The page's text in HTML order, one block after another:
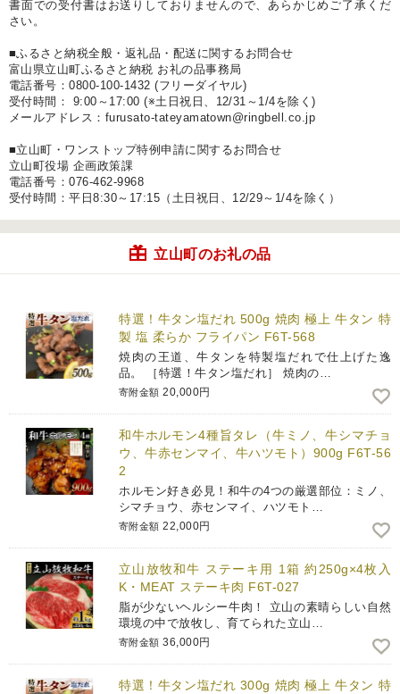
書面での受付書はお送りしておりませんので、あらかじめご了承くだ
さい。
■ふるさと納税全般・返礼品・配送に関するお問合せ
富山県立山町ふるさと納税 お礼の品事務局
電話番号：0800-100-1432 (フリーダイヤル)
受付時間： 9:00～17:00 (※土日祝日、12/31～1/4を除く)
メールアドレス：furusato-tateyamatown@ringbell.co.jp
■立山町・ワンストップ特例申請に関するお問合せ
立山町役場 企画政策課
電話番号：076-462-9968
受付時間：平日8:30～17:15（土日祝日、12/29～1/4を除く）
立山町のお礼の品
特選！牛タン塩だれ 500g 焼肉 極上 牛タン 特
製 塩 柔らか フライパン F6T-568
焼肉の王道、牛タンを特製塩だれで仕上げた逸
品。 ［特選！牛タン塩だれ］ 焼肉の…
寄附金額 20,000円
和牛ホルモン4種旨タレ（牛ミノ、牛シマチョ
ウ、牛赤センマイ、牛ハツモト）900g F6T-56
2
ホルモン好き必見！和牛の4つの厳選部位：ミノ、
シマチョウ、赤センマイ、ハツモト…
寄附金額 22,000円
立山放牧和牛 ステーキ用 1箱 約250g×4枚入
K・MEAT ステーキ肉 F6T-027
脂が少ないヘルシー牛肉！ 立山の素晴らしい自然
環境の中で放牧し、育てられた立山…
寄附金額 36,000円
特選！牛タン塩だれ 300g 焼肉 極上 牛タン 特